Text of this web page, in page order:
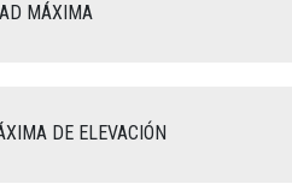
MÁXIMA
DE ELEVACIÓN